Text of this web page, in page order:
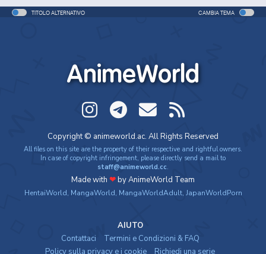
TITOLO ALTERNATIVO CAMBIA TEMA
AnimeWorld
Copyright © animeworld.ac. All Rights Reserved
All files on this site are the property of their respective and rightful owners.
In case of copyright infringement, please directly send a mail to
staff@animeworld.cc.
Made with ❤by AnimeWorld Team
HentaiWorld, MangaWorld, MangaWorldAdult, JapanWorldPorn
AIUTO
Contattaci
Termini e Condizioni & FAQ
Policy sulla privacy e i cookie
Richiedi una serie